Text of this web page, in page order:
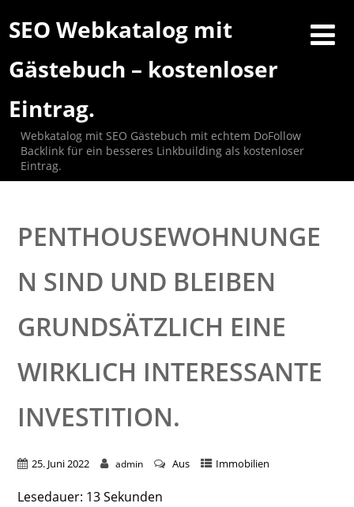
SEO Webkatalog mit
Gästebuch – kostenloser
Eintrag.
Webkatalog mit SEO Gästebuch mit echtem DoFollow
Backlink für ein besseres Linkbuilding als kostenloser
Eintrag.
PENTHOUSEWOHNUNGE
N SIND UND BLEIBEN
GRUNDSÄTZLICH EINE
WIRKLICH INTERESSANTE
INVESTITION.
25. Juni 2022 admin Aus Immobilien
Lesedauer: 13Sekunden